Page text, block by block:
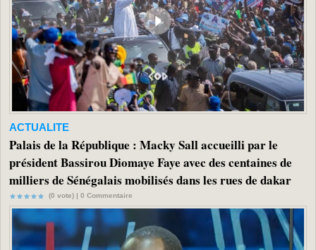
ACTUALITE
Palais de la République : Macky Sall accueilli par le
président Bassirou Diomaye Faye avec des centaines de
milliers de Sénégalais mobilisés dans les rues de dakar
(0 vote) | 0 Commentaire